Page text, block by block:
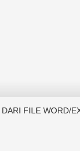
FILE WORD/